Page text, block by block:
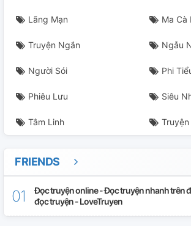
Không Bao Giờ Hiểu
Xin Đừng Yêu Anh
Ai Cho Phép Tổn Thương Em
Trước Thềm Giông Bão.
Jeon Jungkook Là Ai ?
Ẩn Số
Theo Đuổi Lại Em
Lãng Mạn Ma Cà
Truyện Ngắn Ngẫu
Người Sói Phi
Phiêu Lưu Siêu
Tâm Linh Truyện
FRIENDS
Đọc truyện online - Đọc truyện nhanh trên
đọc truyện - LoveTruyen